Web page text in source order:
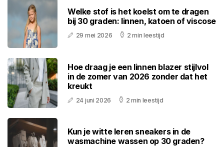
Welke stof is het koelst om te dragen
bij 30 graden: linnen, katoen of viscose
29 mei 2026 2 min leestijd
Hoe draag je een linnen blazer stijlvol
in de zomer van 2026 zonder dat het
kreukt
24 juni 2026 2 min leestijd
Kun je witte leren sneakers in de
wasmachine wassen op 30 graden?